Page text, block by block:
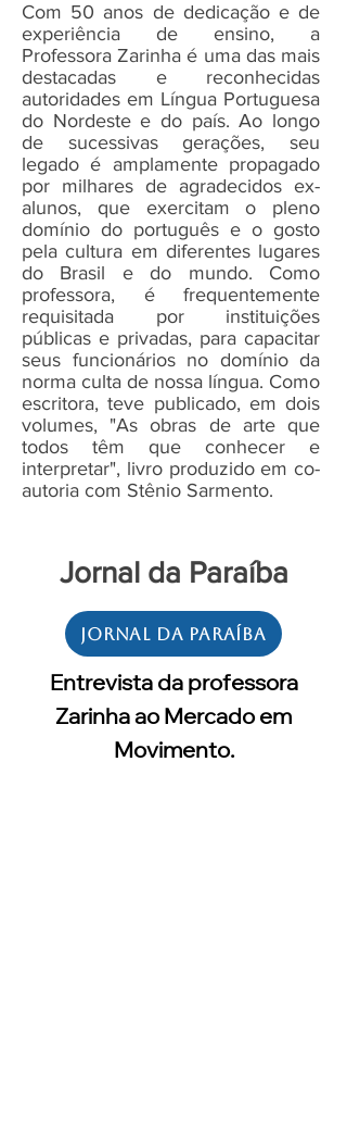
Com 50 anos de dedicação e de
experiência de ensino, a
Professora Zarinha é uma das mais
destacadas e reconhecidas
autoridades em Língua Portuguesa
do Nordeste e do país. Ao longo
de sucessivas gerações, seu
legado é amplamente propagado
por milhares de agradecidos ex-
alunos, que exercitam o pleno
domínio do português e o gosto
pela cultura em diferentes lugares
do Brasil e do mundo. Como
professora, é frequentemente
requisitada por instituições
públicas e privadas, para capacitar
seus funcionários no domínio da
norma culta de nossa língua. Como
escritora, teve publicado, em dois
volumes, "As obras de arte que
todos têm que conhecer e
interpretar", livro produzido em co-
autoria com Stênio Sarmento.
Jornal da Paraíba
Jornal da Paraíba
Entrevista da professora
Zarinha ao Mercado em
Movimento.